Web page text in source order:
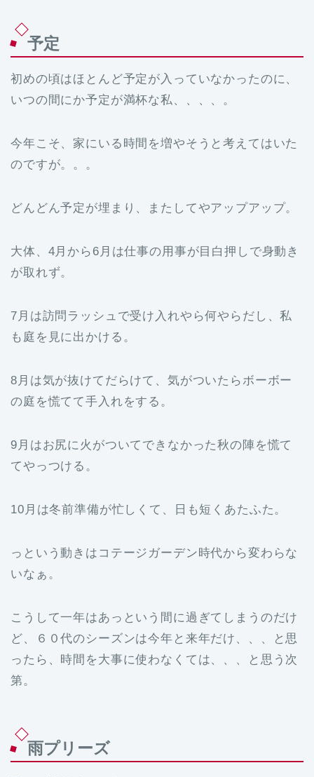
予定
初めの頃はほとんど予定が入っていなかったのに、
いつの間にか予定が満杯な私、、、、。
今年こそ、家にいる時間を増やそうと考えてはいた
のですが。。。
どんどん予定が埋まり、またしてやアップアップ。
大体、4月から6月は仕事の用事が目白押しで身動き
が取れず。
7月は訪問ラッシュで受け入れやら何やらだし、私
も庭を見に出かける。
8月は気が抜けてだらけて、気がついたらボーボー
の庭を慌てて手入れをする。
9月はお尻に火がついてできなかった秋の陣を慌て
てやっつける。
10月は冬前準備が忙しくて、日も短くあたふた。
っという動きはコテージガーデン時代から変わらな
いなぁ。
こうして一年はあっという間に過ぎてしまうのだけ
ど、６０代のシーズンは今年と来年だけ、、、と思
ったら、時間を大事に使わなくては、、、と思う次
第。
雨プリーズ